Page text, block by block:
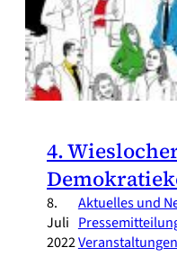
4.
8.
Juli
2022
Aktuelles und
Veranstaltungen